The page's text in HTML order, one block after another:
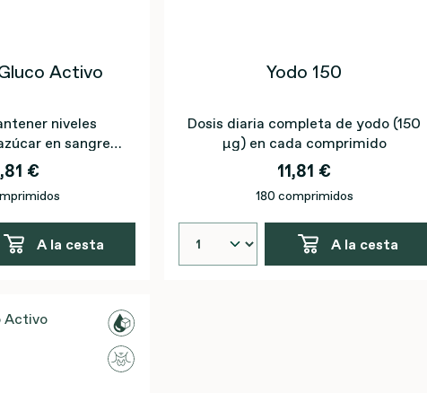
Activo
niveles
en sangre
al cromo.
€
A la cesta
Yodo 150
Dosis diaria completa de yodo (150
µg) en cada comprimido
11,81 €
180 comprimidos
A la cesta